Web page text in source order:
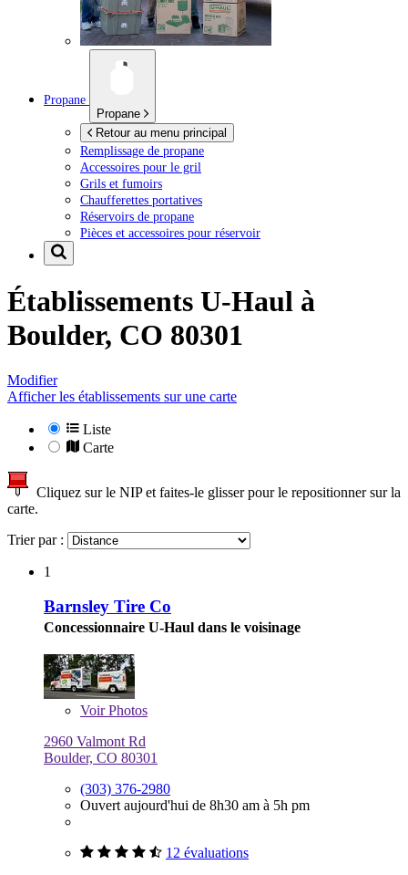
Propane
Propane
Retour au menu principal
Remplissage de propane
Accessoires pour le gril
Grils et fumoirs
Chaufferettes portatives
Réservoirs de propane
Pièces et accessoires pour réservoir
Établissements U-Haul à
Boulder, CO 80301
Modifier
Afficher les établissements sur une carte
Liste
Carte
Cliquez sur le NIP et faites-le glisser pour le repositionner sur la
carte.
Trier par :
1
Barnsley Tire Co
Concessionnaire U-Haul dans le voisinage
VoirPhotos
2960 Valmont Rd
Boulder, CO 80301
(303) 376-2980
Ouvert aujourd'hui de 8h30 am à 5h pm
12 évaluations